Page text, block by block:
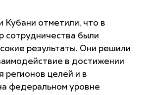
Кубани отметили, что в
сотрудничества были
результаты. Они решили
в достижении
регионов целей и в
федеральном уровне